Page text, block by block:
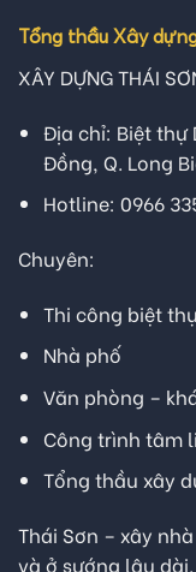
Tổng thầu Xây
XÂY DỰNG THÁI
Địa chỉ: Biệt thự
Đồng, Q. Long
Hotline: 0966
Chuyên:
Thi công biệt
Nhà phố
Văn phòng –
Công trình tâm
Tổng thầu xây
Thái Sơn – xây
và ở sướng lâu dài.